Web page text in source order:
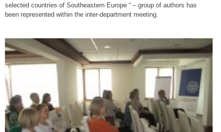
selected countries of Southeastern Europe “ – group of authors has
been represented within the inter-department meeting.